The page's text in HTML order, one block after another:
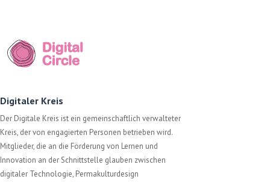
Digitaler Kreis
Der Digitale Kreis ist ein gemeinschaftlich verwalteter
Kreis, der von engagierten Personen betrieben wird.
Mitglieder, die an die Förderung von Lernen und
Innovation an der Schnittstelle glauben zwischen
digitaler Technologie, Permakulturdesign